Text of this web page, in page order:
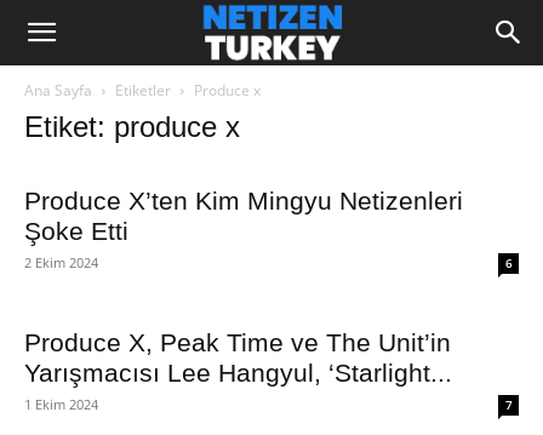
Ana Sayfa Etiketler Produce x
Etiket: produce x
Produce X’ten Kim Mingyu Netizenleri
Şoke Etti
2 Ekim 2024 6
Produce X, Peak Time ve The Unit’in
Yarışmacısı Lee Hangyul, ‘Starlight...
1 Ekim 2024 7